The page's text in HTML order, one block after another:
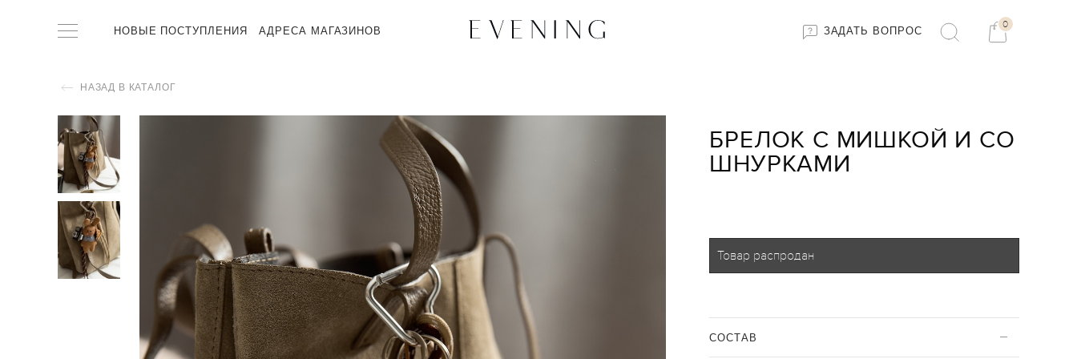
НОВЫЕ ПОСТУПЛЕНИЯ АДРЕСА МАГАЗИНОВ ЗАДАТЬ ВОПРОС
0
НАЗАД В КАТАЛОГ
БРЕЛОК С МИШКОЙ И СО
ШНУРКАМИ
Товар распродан
CОСТАВ